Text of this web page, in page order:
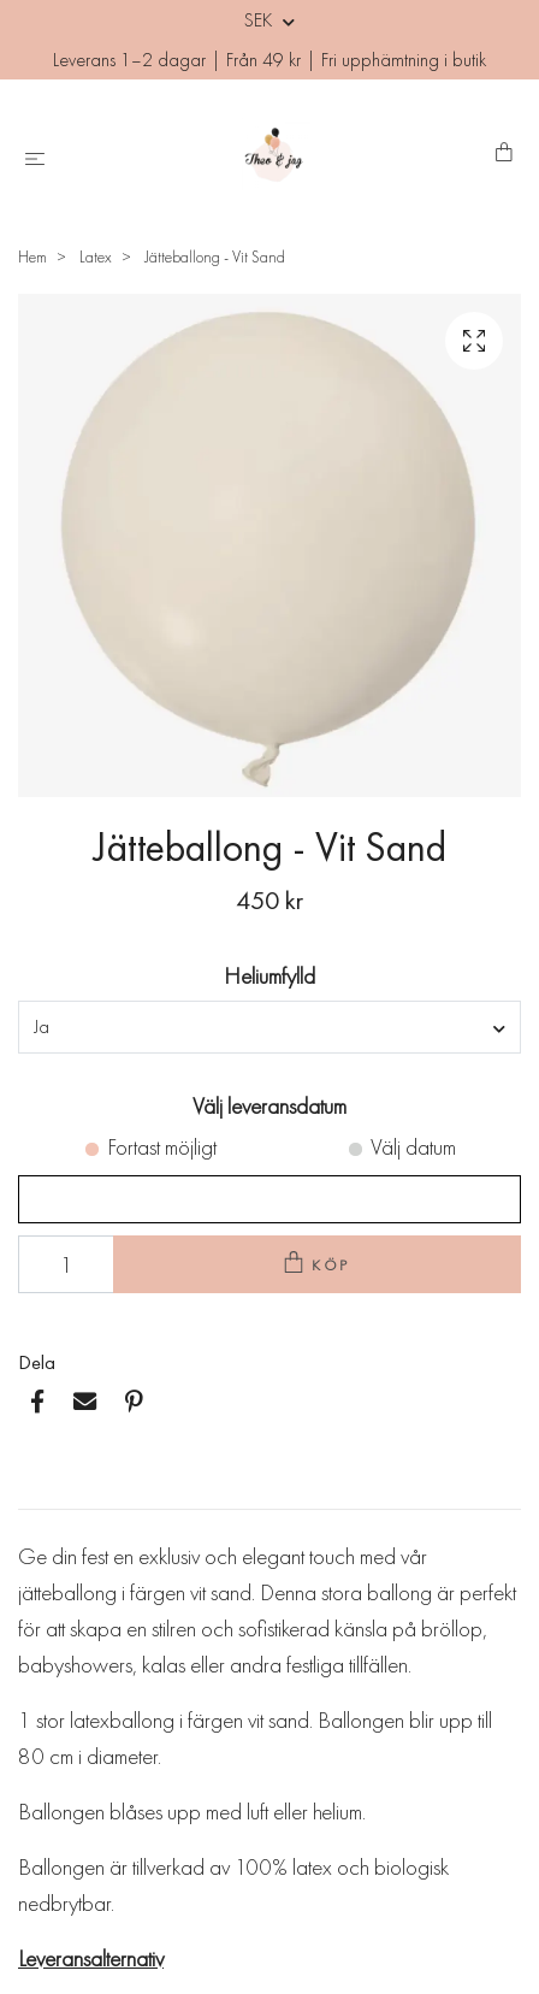
SEK
Leverans 1–2 dagar | Från 49 kr | Fri upphämtning i butik
Hem Latex Jätteballong - Vit Sand
Jätteballong - Vit Sand
450 kr
Heliumfylld
Ja
Välj leveransdatum
Fortast möjligt
Välj datum
KÖP
Dela
Ge din fest en exklusiv och elegant touch med vår
jätteballong i färgen vit sand. Denna stora ballong är perfekt
för att skapa en stilren och sofistikerad känsla på bröllop,
babyshowers, kalas eller andra festliga tillfällen.
1 stor latexballong i färgen vit sand. Ballongen blir upp till
80 cm i diameter.
Ballongen blåses upp med luft eller helium.
Ballongen är tillverkad av 100% latex och biologisk
nedbrytbar.
Leveransalternativ